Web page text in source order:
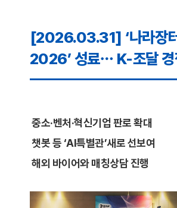
[2026.03.31] ‘나라장
2026’ 성료⋯ K-조달 경
중소·벤처·혁신기업 판로 확대
챗봇 등 ‘AI특별관’새로 선보여
해외 바이어와 매칭상담 진행